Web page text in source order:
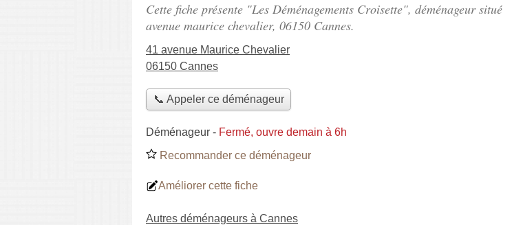
Cette fiche présente "Les Déménagements Croisette", déménageur situé
avenue maurice chevalier, 06150 Cannes.
41 avenue Maurice Chevalier
06150 Cannes
📞 Appeler ce déménageur
Déménageur - Fermé, ouvre demain à 6h
Recommander ce déménageur
Améliorer cette fiche
Autres déménageurs à Cannes